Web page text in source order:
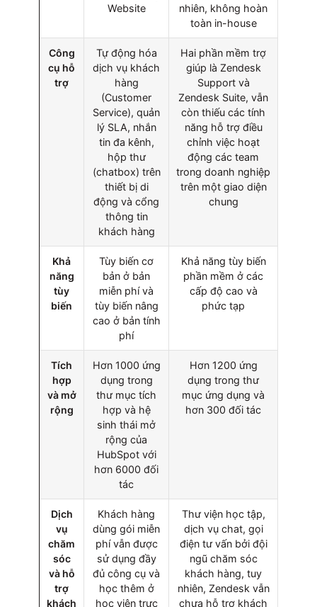
Website
nhiên, không hoàn
toàn in-house
Công
cụ hỗ
trợ
Tự động hóa
dịch vụ khách
hàng
(Customer
Service), quản
lý SLA, nhắn
tin đa kênh,
hộp thư
(chatbox) trên
thiết bị di
động và cổng
thông tin
khách hàng
Hai phần mềm trợ
giúp là Zendesk
Support và
Zendesk Suite, vẫn
còn thiếu các tính
năng hỗ trợ điều
chỉnh việc hoạt
động các team
trong doanh nghiệp
trên một giao diện
chung
Khả
năng
tùy
biến
Tùy biến cơ
bản ở bản
miễn phí và
tùy biến nâng
cao ở bản tính
phí
Khả năng tùy biến
phần mềm ở các
cấp độ cao và
phức tạp
Tích
hợp
và mở
rộng
Hơn 1000 ứng
dụng trong
thư mục tích
hợp và hệ
sinh thái mở
rộng của
HubSpot với
hơn 6000 đối
tác
Hơn 1200 ứng
dụng trong thư
mục ứng dụng và
hơn 300 đối tác
Dịch
vụ
chăm
sóc
và hỗ
trợ
khách
Khách hàng
dùng gói miễn
phí vẫn được
sử dụng đầy
đủ công cụ và
học thêm ở
học viện trực
Thư viện học tập,
dịch vụ chat, gọi
điện tư vấn bởi đội
ngũ chăm sóc
khách hàng, tuy
nhiên, Zendesk vẫn
chưa hỗ trợ khách